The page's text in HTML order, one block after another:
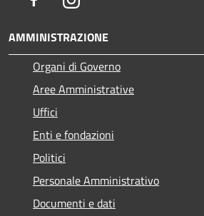
AMMINISTRAZIONE
Organi di Governo
Aree Amministrative
Uffici
Enti e fondazioni
Politici
Personale Amministrativo
Documenti e dati